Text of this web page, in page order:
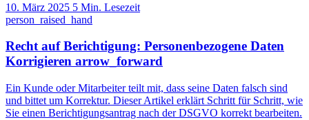
10. März 2025 5 Min. Lesezeit
person_raised_hand
Recht auf Berichtigung: Personenbezogene Daten
Korrigieren arrow_forward
Ein Kunde oder Mitarbeiter teilt mit, dass seine Daten falsch sind
und bittet um Korrektur. Dieser Artikel erklärt Schritt für Schritt, wie
Sie einen Berichtigungsantrag nach der DSGVO korrekt bearbeiten.